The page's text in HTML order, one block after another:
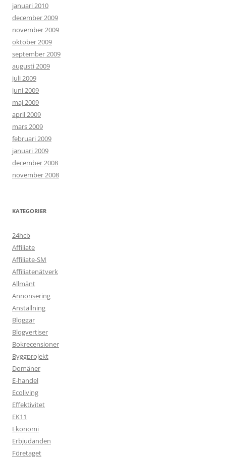
januari 2010
december 2009
november 2009
oktober 2009
september 2009
augusti 2009
juli 2009
juni 2009
maj 2009
april 2009
mars 2009
februari 2009
januari 2009
december 2008
november 2008
KATEGORIER
24hcb
Affiliate
Affiliate-SM
Affiliatenätverk
Allmänt
Annonsering
Anställning
Bloggar
Blogvertiser
Bokrecensioner
Byggprojekt
Domäner
E-handel
Ecoliving
Effektivitet
EK11
Ekonomi
Erbjudanden
Företaget